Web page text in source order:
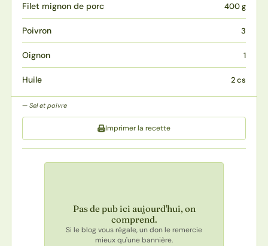
Filet mignon de porc 400 g
Poivron 3
Oignon 1
Huile 2 cs
Sel et poivre
Imprimer la recette
Pas de pub ici aujourd'hui, on
comprend.
Si le blog vous régale, un don le remercie
mieux qu'une bannière.